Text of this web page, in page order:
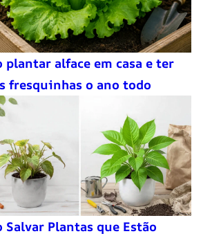
plantar alface em casa e ter
fresquinhas o ano todo
Salvar Plantas que Estão